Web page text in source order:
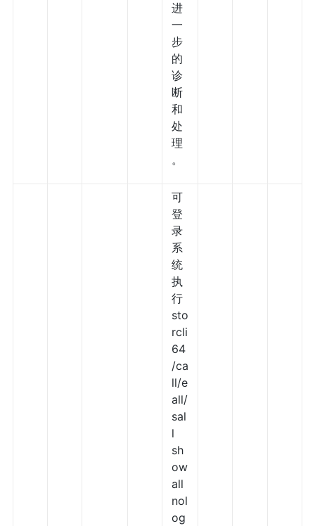
进
一
步
的
诊
断
和
处
理
。
可
登
录
系
统
执
行
sto
rcli
64
/ca
ll/e
all/
sal
l
sh
ow
all
nol
og